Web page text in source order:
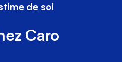
de soi
Caro